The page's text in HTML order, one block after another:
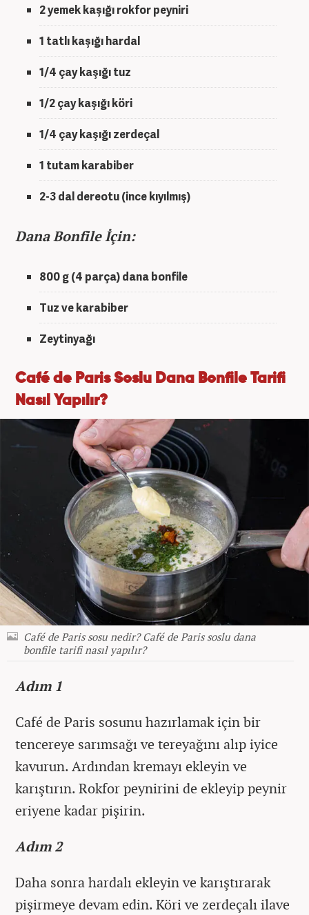
2 yemek kaşığı rokfor peyniri
1 tatlı kaşığı hardal
1/4 çay kaşığı tuz
1/2 çay kaşığı köri
1/4 çay kaşığı zerdeçal
1 tutam karabiber
2-3 dal dereotu (ince kıyılmış)
Dana Bonfile İçin:
800 g (4 parça) dana bonfile
Tuz ve karabiber
Zeytinyağı
Café de Paris Soslu Dana Bonfile Tarifi
Nasıl Yapılır?
Café de Paris sosu nedir? Café de Paris soslu dana
bonfile tarifi nasıl yapılır?
Adım 1
Café de Paris sosunu hazırlamak için bir
tencereye sarımsağı ve tereyağını alıp iyice
kavurun. Ardından kremayı ekleyin ve
karıştırın. Rokfor peynirini de ekleyip peynir
eriyene kadar pişirin.
Adım 2
Daha sonra hardalı ekleyin ve karıştırarak
pişirmeye devam edin. Köri ve zerdeçalı ilave